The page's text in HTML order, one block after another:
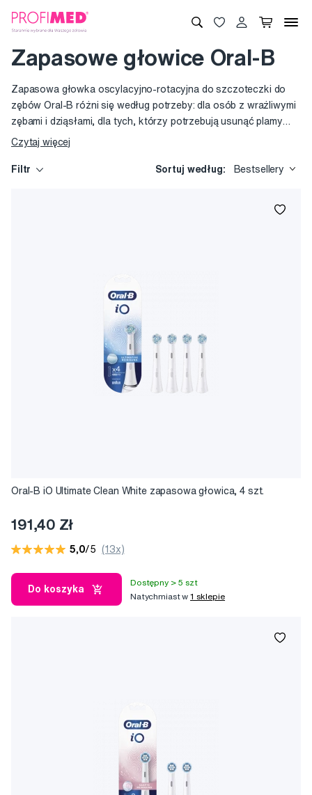
Zapasowe głowice Oral-B
Zapasowa głowka oscylacyjno-rotacyjna do szczoteczki do
zębów Oral-B różni się według potrzeby: dla osób z wrażliwymi
zębami i dziąsłami, dla tych, którzy potrzebują usunąć plamy
pigmentowe, do skuteczniejszego czyszczenia przestrzeni
nazębnej. Główki mają włókna z niebieskim wskaźnikiem
Czytaj więcej
Filtr Sortuj według: Bestsellery
Oral-B iO Ultimate Clean White zapasowa głowica, 4 szt.
191,40 Zł
5,0/5 (13x)
Do koszyka
Dostępny > 5 szt
Natychmiast w1 sklepie